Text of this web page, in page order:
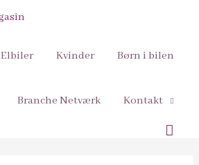
Elbiler Kvinder Børn i bilen
Branche Netværk Kontakt
Søg